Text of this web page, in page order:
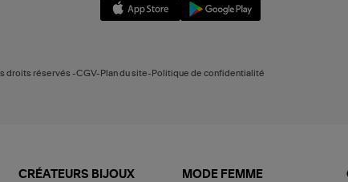
droits réservés -CGV-Plan du site-Politique de confidentialité
CRÉATEURS BIJOUX MODE FEMME